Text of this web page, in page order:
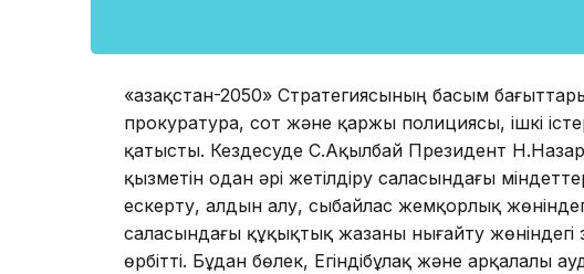
«Қазақстан-2050» Стратегиясының басым
прокуратура, сот және қаржы полициясы, ішкі
қатысты. Кездесуде С.Ақылбай Президент
қызметін одан әрі жетілдіру саласындағы
ескерту, алдын алу, сыбайлас жемқорлық
саласындағы құқықтық жазаны нығайту жөніндегі
өрбітті. Бұдан бөлек, Егіндібұлақ және